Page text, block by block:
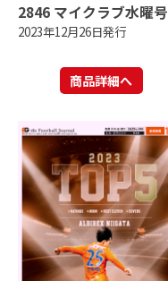
2846 マイクラブ水曜号
2023年12月26日発行
商品詳細へ